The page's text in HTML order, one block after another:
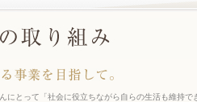
にとって「社会に役立ちながら自らの生活も維持で